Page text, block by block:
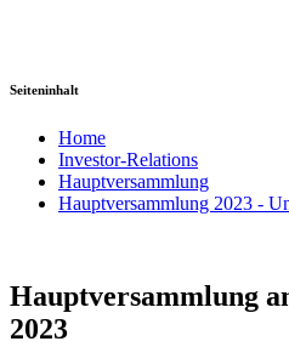
Seiteninhalt
Home
Investor-Relations
Hauptversammlung
Hauptversammlung 2023 -
Hauptversammlung
2023